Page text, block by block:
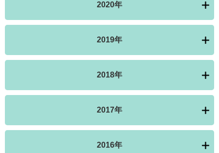
2020年
2019年
2018年
2017年
2016年